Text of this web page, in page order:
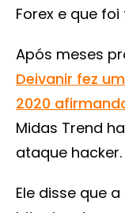
Forex e que
Após meses
Deivanir fez
2020
Midas Trend
ataque hacker.
Ele disse que